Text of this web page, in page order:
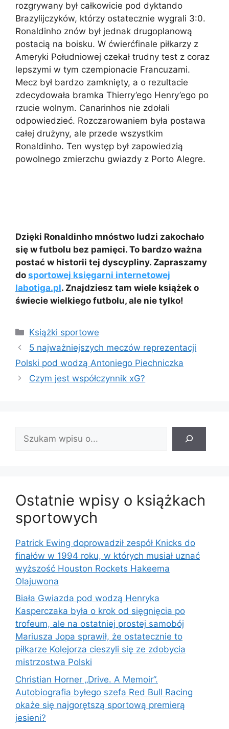
rozgrywany był całkowicie pod dyktando
Brazylijczyków, którzy ostatecznie wygrali 3:0.
Ronaldinho znów był jednak drugoplanową
postacią na boisku. W ćwierćfinale piłkarzy z
Ameryki Południowej czekał trudny test z coraz
lepszymi w tym czempionacie Francuzami.
Mecz był bardzo zamknięty, a o rezultacie
zdecydowała bramka Thierry’ego Henry’ego po
rzucie wolnym. Canarinhos nie zdołali
odpowiedzieć. Rozczarowaniem była postawa
całej drużyny, ale przede wszystkim
Ronaldinho. Ten występ był zapowiedzią
powolnego zmierzchu gwiazdy z Porto Alegre.
Dzięki Ronaldinho mnóstwo ludzi zakochało
się w futbolu bez pamięci. To bardzo ważna
postać w historii tej dyscypliny. Zapraszamy
do sportowej księgarni internetowej
labotiga.pl. Znajdziesz tam wiele książek o
świecie wielkiego futbolu, ale nie tylko!
Kategorie
Książki sportowe
5 najważniejszych meczów reprezentacji
Polski pod wodzą Antoniego Piechniczka
Czym jest współczynnik xG?
wpis:
Ostatnie wpisy o książkach
sportowych
Patrick Ewing doprowadził zespół Knicks do
finałów w 1994 roku, w których musiał uznać
wyższość Houston Rockets Hakeema
Olajuwona
Biała Gwiazda pod wodzą Henryka
Kasperczaka była o krok od sięgnięcia po
trofeum, ale na ostatniej prostej samobój
Mariusza Jopa sprawił, że ostatecznie to
piłkarze Kolejorza cieszyli się ze zdobycia
mistrzostwa Polski
Christian Horner „Drive. A Memoir”.
Autobiografia byłego szefa Red Bull Racing
okaże się najgorętszą sportową premierą
jesieni?